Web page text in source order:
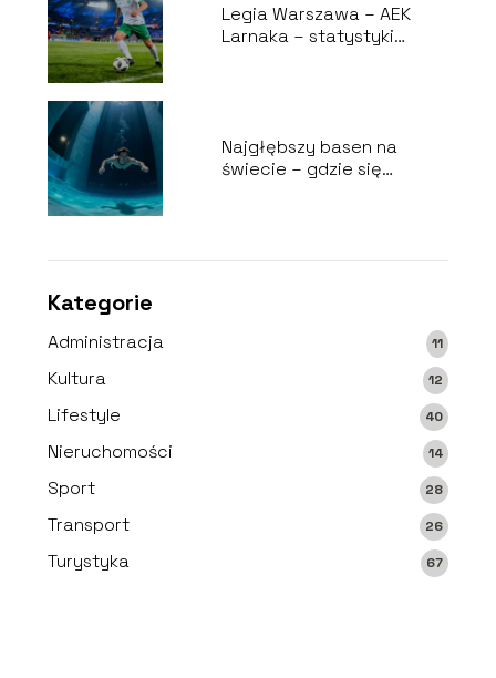
Legia Warszawa – AEK
Larnaka – statystyki
Najgłębszy basen na
świecie – gdzie się
Kategorie
Administracja 11
Kultura 12
Lifestyle 40
Nieruchomości 14
Sport 28
Transport 26
Turystyka 67